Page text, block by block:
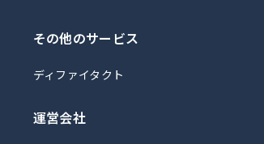
その他のサービス
ディファイタクト
運営会社